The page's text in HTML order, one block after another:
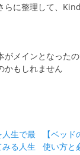
らに整理して、
がメインとなった
かもしれません
人生で最
る人生
の
【ベッド
使い方と